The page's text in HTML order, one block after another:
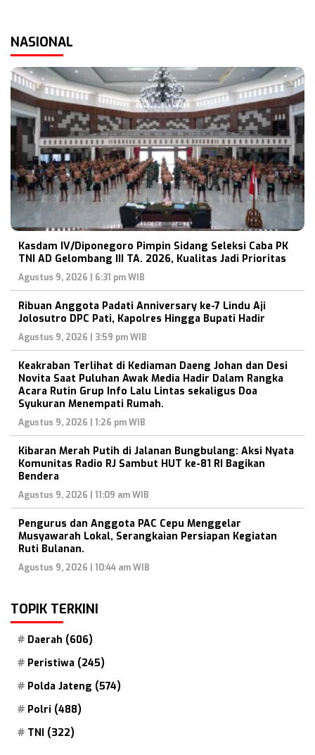
NASIONAL
Kasdam IV/Diponegoro Pimpin Sidang Seleksi Caba PK
TNI AD Gelombang III TA. 2026, Kualitas Jadi Prioritas
Agustus 9, 2026 | 6:31 pm WIB
Ribuan Anggota Padati Anniversary ke-7 Lindu Aji
Jolosutro DPC Pati, Kapolres Hingga Bupati Hadir
Agustus 9, 2026 | 3:59 pm WIB
Keakraban Terlihat di Kediaman Daeng Johan dan Desi
Novita Saat Puluhan Awak Media Hadir Dalam Rangka
Acara Rutin Grup Info Lalu Lintas sekaligus Doa
Syukuran Menempati Rumah.
Agustus 9, 2026 | 1:26 pm WIB
Kibaran Merah Putih di Jalanan Bungbulang: Aksi Nyata
Komunitas Radio RJ Sambut HUT ke-81 RI Bagikan
Bendera
Agustus 9, 2026 | 11:09 am WIB
Pengurus dan Anggota PAC Cepu Menggelar
Musyawarah Lokal, Serangkaian Persiapan Kegiatan
Ruti Bulanan.
Agustus 9, 2026 | 10:44 am WIB
TOPIK TERKINI
Daerah (606)
Peristiwa (245)
Polda Jateng (574)
Polri (488)
TNI (322)